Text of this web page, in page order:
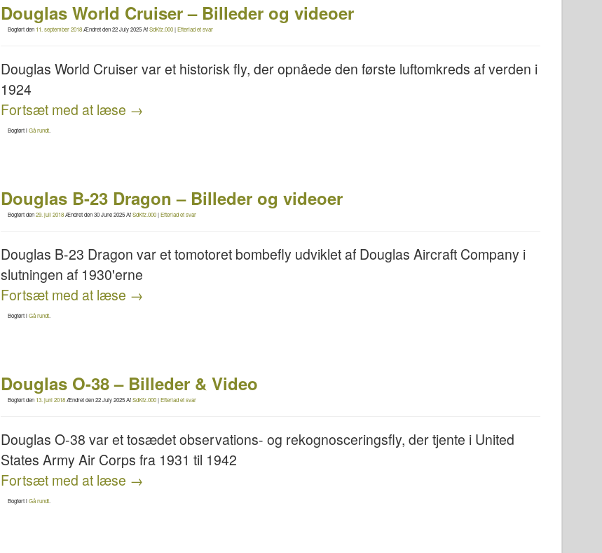
Douglas World Cruiser – Billeder og videoer
Bogført den 11. september 2018Ændret den22 July 2025AfSdKfz.000|Efterlad et svar
Douglas World Cruiser var et historisk fly, der opnåede den første luftomkreds af verden i
1924
Fortsæt med at læse →
Bogført iGå rundt
Douglas B-23 Dragon – Billeder og videoer
Bogført den29. juli 2018Ændret den30 June 2025AfSdKfz.000|Efterlad et svar
Douglas B-23 Dragon var et tomotoret bombefly udviklet af Douglas Aircraft Company i
slutningen af 1930'erne
Fortsæt med at læse →
Bogført iGå rundt
Douglas O-38 – Billeder & Video
Bogført den 13. juni 2018Ændret den22 July 2025AfSdKfz.000|Efterlad et svar
Douglas O-38 var et tosædet observations- og rekognosceringsfly, der tjente i United
States Army Air Corps fra 1931 til 1942
Fortsæt med at læse →
Bogført iGå rundt